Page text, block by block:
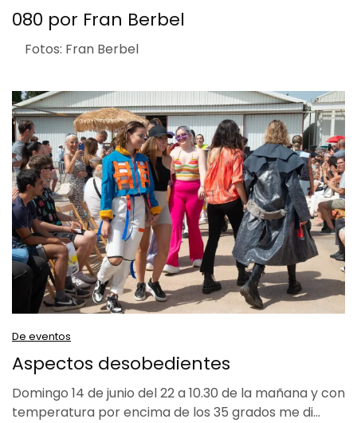
080 por Fran Berbel
Fotos: Fran Berbel
De eventos
Aspectos desobedientes
Domingo 14 de junio del 22 a 10.30 de la mañana y con
temperatura por encima de los 35 grados me di…